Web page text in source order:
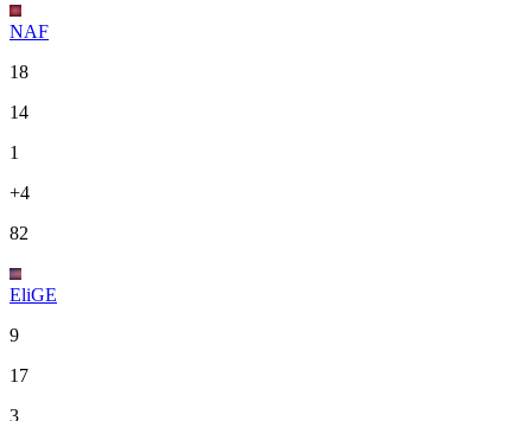
NAF
18
14
1
+4
82
EliGE
9
17
3